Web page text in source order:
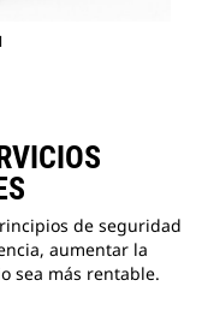
de seguridad
aumentar la
sea más rentable.